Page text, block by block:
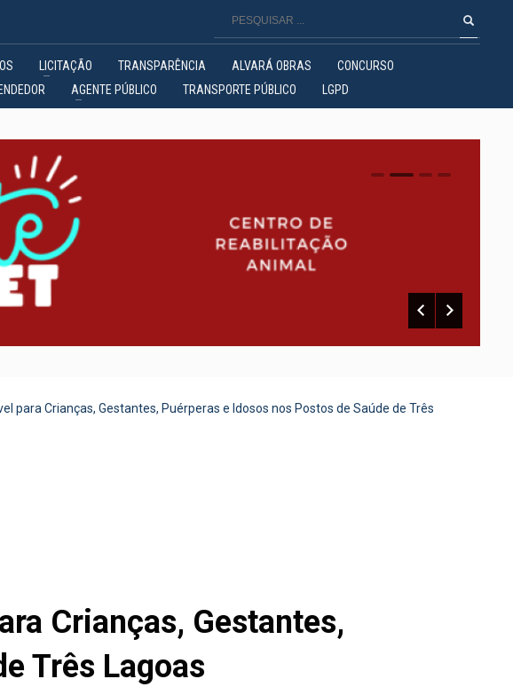
LICITAÇÃO TRANSPARÊNCIA ALVARÁ OBRAS
CONCURSO
AGENTE PÚBLICO TRANSPORTE PÚBLICO LGPD
0 1 2
para Crianças, Gestantes, Puérperas e Idosos nos Postos de Saúde de Três
Crianças, Gestantes,
Três Lagoas